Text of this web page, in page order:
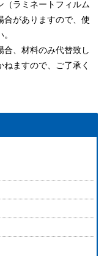
（ラミネートフィルム
合がありますので、使
、材料のみ代替致し
ますので、ご了承く